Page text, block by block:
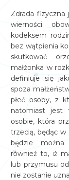
Zdrada
wierności
kodeksem
bez wątpienia
skutkować
małżonka w
definiuje się
spoza
płeć osoby, z
natomiast jest
osobie, która
trzecią, będąc w
będzie
również to, iż
lub przymusu
nie zostanie